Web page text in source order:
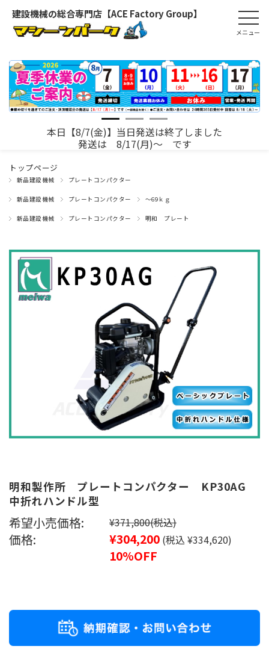
建設機械の総合専門店【ACE Factory Group】
本日【8/7(金)】当日発送は終了しました
発送は 8/17(月)～ です
トップページ
新品建設機械 プレートコンパクター
新品建設機械 プレートコンパクター ～69ｋｇ
新品建設機械 プレートコンパクター 明和 プレート
明和製作所 プレートコンパクター KP30AG
中折れハンドル型
希望小売価格: ¥371,800(税込)
価格: ¥304,200 (税込 ¥334,620)
10%OFF